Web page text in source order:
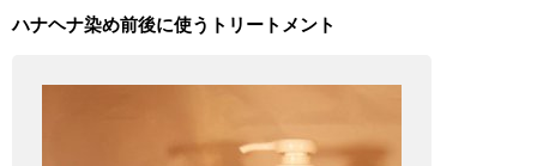
ハナヘナ染め前後に使うトリートメント